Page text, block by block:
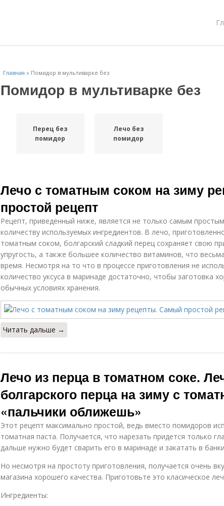
Главная » Помидор в мультиварке без
Помидор в мультиварке без
Перец без
помидор
Лечо без
помидор
Лечо с томатным соком на зиму
простой рецепт
Рецепт, приведенный ниже, является не только самым
количеству используемых ингредиентов. В лечо,
томатным соком, болгарский сладкий перец сохраняет свою
упругость, а также большее количество витаминов, что
время. Несмотря на то что в процессе приготовления не
количество уксуса в маринаде достаточно, чтобы заготовка
обычных условиях хранения.
Читать дальше →
Лечо из перца в томатном соке.
болгарского перца на зиму с
«пальчики оближешь»
Этот рецепт максимально простой, ведь вместо помидоров
томатная паста. Получается, что нарезать придется только
дальше нужно будет сварить его в маринаде и закатать в
Но несмотря на простоту приготовления, получается очень
магазина хорошего качества. Приготовьте это класическое
Ингредиенты: